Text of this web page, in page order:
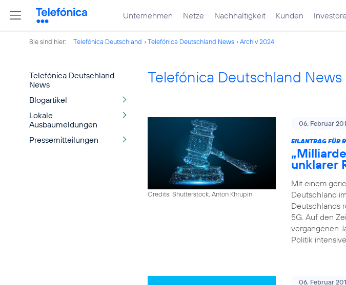
Unternehmen Netze Nachhaltigkeit Kunden
Sie sind hier: Telefónica Deutschland Telefónica Deutschland News Archiv 2024
Telefónica Deutschland
News
Blogartikel
Lokale
Ausbaumeldungen
Pressemitteilungen
Telefónica Deutschland News
Credits: Shutterstock, Anton Khrupin
06. Februar
EILANTRAG FÜR
unklarer
Mit einem
Deutschland
Deutschlands
5G. Auf den
vergangenen
Politik
06. Februar